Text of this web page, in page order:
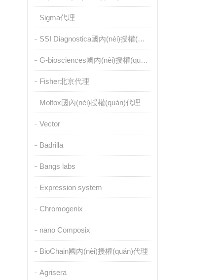
Sigma代理
SSI Diagnostica國內(nèi)授權(quán)代理
G-biosciences國內(nèi)授權(quán)代理
Fisher北京代理
Moltox國內(nèi)授權(quán)代理
Vector
Badrilla
Bangs labs
Expression system
Chromogenix
nano Composix
BioChain國內(nèi)授權(quán)代理
Agrisera